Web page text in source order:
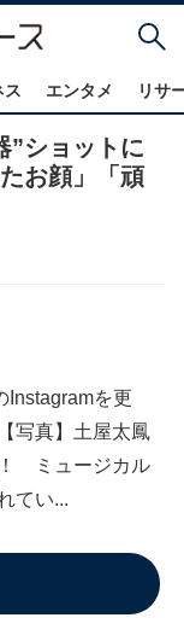
ス エンタメ リサ
”ショットに
お顔」「頑
Instagramを更
写真】土屋太鳳
ミュージカル
てい...